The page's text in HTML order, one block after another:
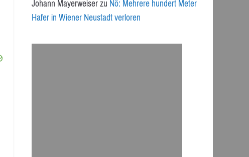
Johann MayerweiserzuNö: Mehrere hundert Meter
Hafer in Wiener Neustadt verloren